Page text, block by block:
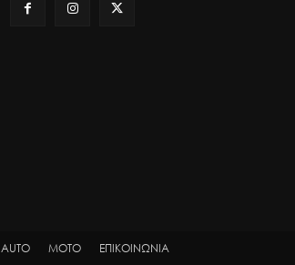
AUTO MOTO ΕΠΙΚΟΙΝΩΝΙΑ